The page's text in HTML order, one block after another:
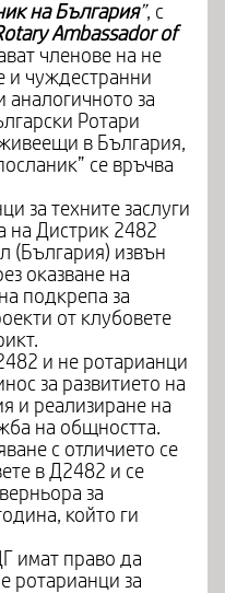
на България”, с
Ambassador of
членове на не
и чуждестранни
за
Ротари
в България,
се връчва
за техните заслуги
на Дистрик 2482
(България) извън
оказване на
подкрепа за
от клубовете
и не ротарианци
за развитието на
и реализиране на
на общността.
с отличието се
в Д2482 и се
за
който ги
имат право да
ротарианци за